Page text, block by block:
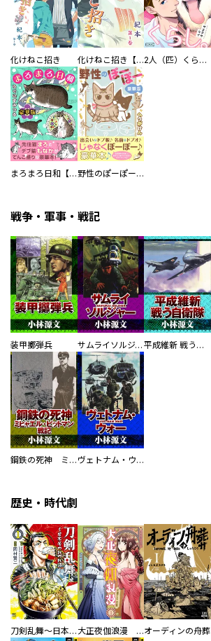
化けねこ招き 化けねこ招き【描きおろし付合冊版】 2人（匹）くらし。
まろまろ日和【豪華版】 野性のぽーぽー【豪華版】
戦争・軍事・戦記
装甲擲弾兵 サムライソルジャー SAMURAI SOLDIER 平成維新 戦う自衛隊
鋼鉄の死神 ミヒャエル・ビットマン戦記 ヴェトナム・ウォー VIETNAM WAR
歴史・時代劇
刀剣乱舞～日本号つれづれ酒～ 大正夜伽浪漫 －金曜日の花嫁—オーディンの舟葬